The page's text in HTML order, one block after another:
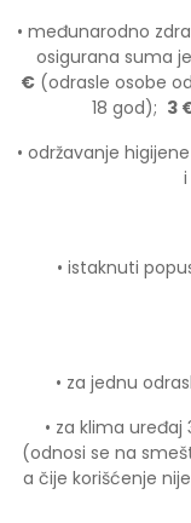
• međunarodno
osigurana suma
€(odrasle osobe
18 god); 3
• održavanje
i
• istaknuti
• za jednu
• za klima
(odnosi se na
a čije korišćenje